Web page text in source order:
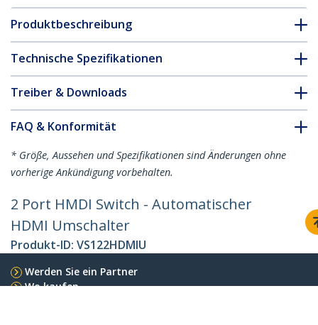
Produktbeschreibung
Technische Spezifikationen
Treiber & Downloads
FAQ & Konformität
* Größe, Aussehen und Spezifikationen sind Änderungen ohne
vorherige Ankündigung vorbehalten.
2 Port HMDI Switch - Automatischer
HDMI Umschalter
Produkt-ID: VS122HDMIU
Werden Sie ein Partner
Wo kaufen